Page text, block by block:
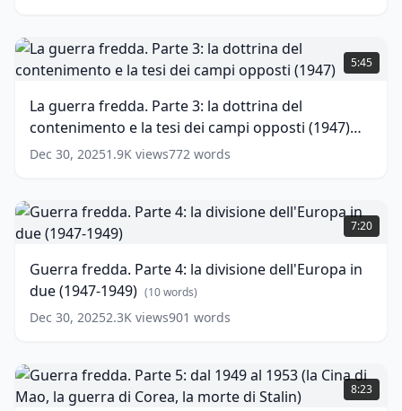
words)
La
guerra
fredda.
3:
la
dottrina
del
e
la
tesi
campi
opposti
( 16
5:45
La guerra fredda. Parte 3: la dottrina del
contenimento e la tesi dei campi opposti (1947)
(16 words)
Dec 30, 20251.9K views772 words
Guerra
fredda.
Parte
la
divisione
dell'Europa
in
(1947-
1949)
(10
7:20
Guerra fredda. Parte 4: la divisione dell'Europa in
due (1947-1949) (10words)
Dec 30, 20252.3K views901 words
Guerra
fredda.
Parte
8:23